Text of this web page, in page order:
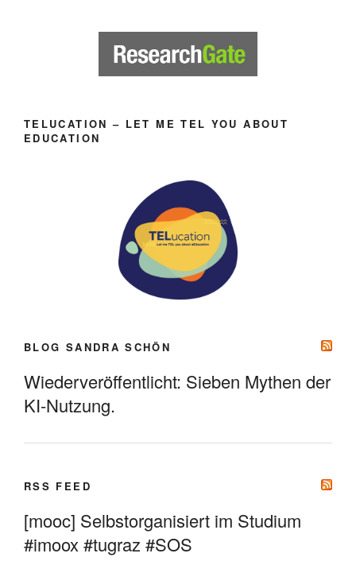
TELUCATION – LET ME TEL YOU ABOUT
EDUCATION
BLOG SANDRA SCHÖN
Wiederveröffentlicht: Sieben Mythen der
KI-Nutzung.
RSS FEED
[mooc] Selbstorganisiert im Studium
#imoox #tugraz #SOS